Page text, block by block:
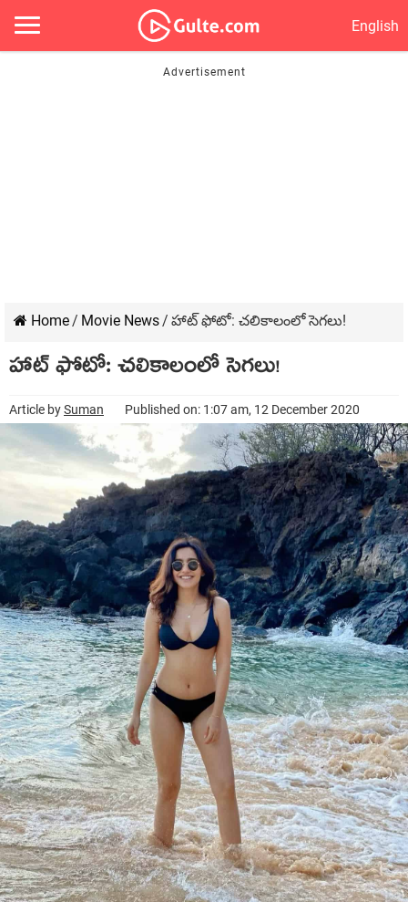
English
Home/ Movie News/ హాట్‍ ఫోటో: చలికాలంలో సెగలు!
హాట్‍ ఫోటో: చలికాలంలో సెగలు!
Article bySuman Published on: 1:07 am, 12 December 2020